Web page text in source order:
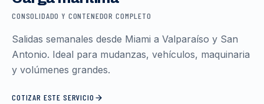
CONSOLIDADO Y CONTENEDOR COMPLETO
Salidas semanales desde Miami a Valparaíso y San
Antonio. Ideal para mudanzas, vehículos, maquinaria
y volúmenes grandes.
COTIZAR ESTE SERVICIO